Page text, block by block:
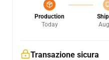
Production
Today
Transazione sicura